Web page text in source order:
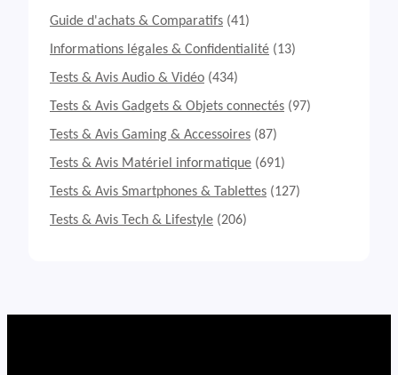
A
v
i
É
c
a
n
S
a
s
d
Guide d'achats & Comparatifs (41)
Informations légales & Confidentialité (13)
Tests & Avis Audio & Vidéo (434)
Tests & Avis Gadgets & Objets connectés (97)
Tests & Avis Gaming & Accessoires (87)
Tests & Avis Matériel informatique (691)
Tests & Avis Smartphones & Tablettes (127)
Tests & Avis Tech & Lifestyle (206)